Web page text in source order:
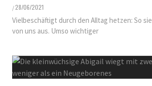
/ 28/06/2021
Vielbeschäftigt durch den Alltag hetzen: So
von uns aus. Umso wichtiger